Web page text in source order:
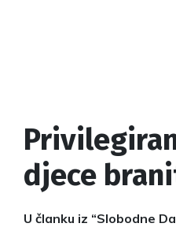
djece
U članku iz “Slobodne